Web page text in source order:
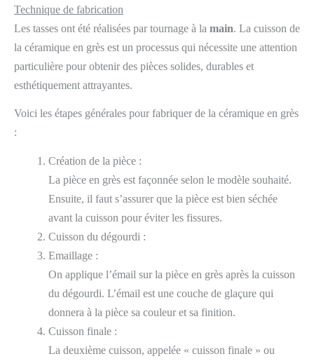
Technique de fabrication
Les tasses ont été réalisées par tournage à la main. La cuisson de
la céramique en grès est un processus qui nécessite une attention
particulière pour obtenir des pièces solides, durables et
esthétiquement attrayantes.
Voici les étapes générales pour fabriquer de la céramique en grès
:
Création de la pièce :
La pièce en grès est façonnée selon le modèle souhaité.
Ensuite, il faut s’assurer que la pièce est bien séchée
avant la cuisson pour éviter les fissures.
Cuisson du dégourdi :
Emaillage :
On applique l’émail sur la pièce en grès après la cuisson
du dégourdi. L’émail est une couche de glaçure qui
donnera à la pièce sa couleur et sa finition.
Cuisson finale :
La deuxième cuisson, appelée « cuisson finale » ou